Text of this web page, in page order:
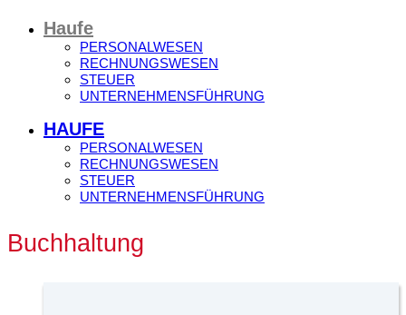
Haufe
PERSONALWESEN
RECHNUNGSWESEN
STEUER
UNTERNEHMENSFÜHRUNG
HAUFE
PERSONALWESEN
RECHNUNGSWESEN
STEUER
UNTERNEHMENSFÜHRUNG
Buchhaltung